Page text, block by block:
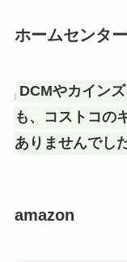
ホームセンター
DCMやカイン
も、コストコの
ありませんでした
amazon